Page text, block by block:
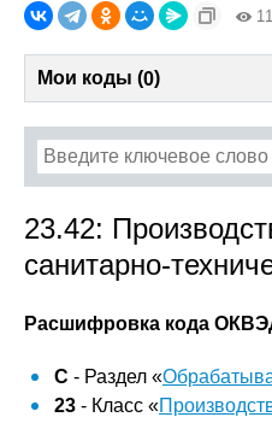
Мои коды (0)
23.42:
санитарно-
Расшифровка кода
C - Раздел «
23 - Класс «